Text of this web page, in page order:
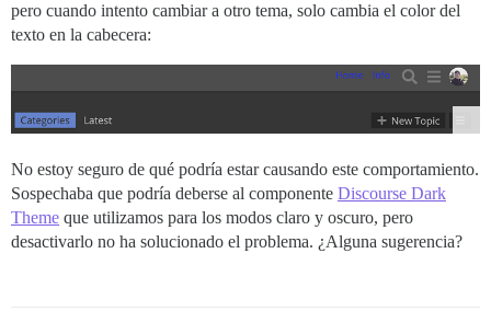
pero cuando intento cambiar a otro tema, solo cambia el color del
texto en la cabecera:
No estoy seguro de qué podría estar causando este comportamiento.
Sospechaba que podría deberse al componente Discourse Dark
Theme que utilizamos para los modos claro y oscuro, pero
desactivarlo no ha solucionado el problema. ¿Alguna sugerencia?